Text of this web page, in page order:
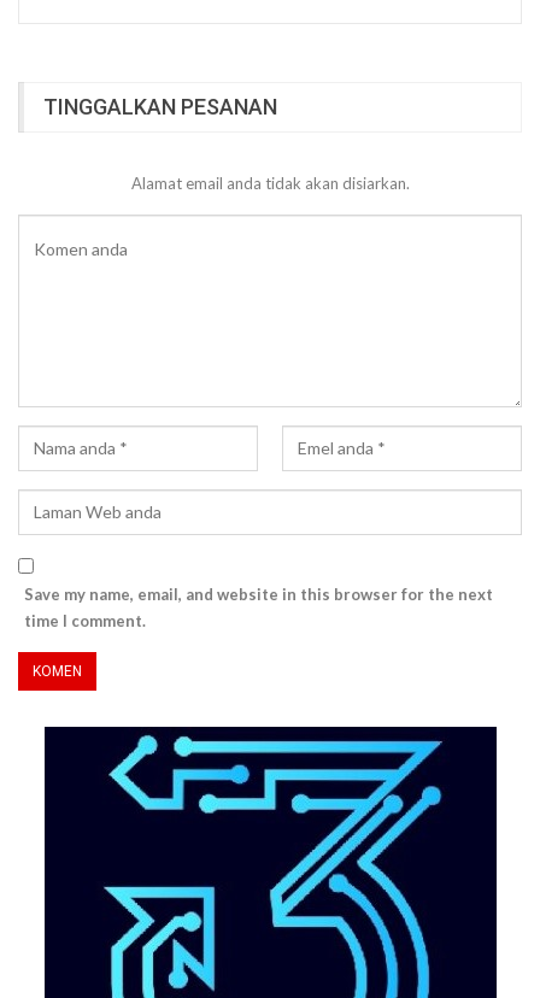
TINGGALKAN PESANAN
Alamat email anda tidak akan disiarkan.
Save my name, email, and website in this browser for the next
time I comment.